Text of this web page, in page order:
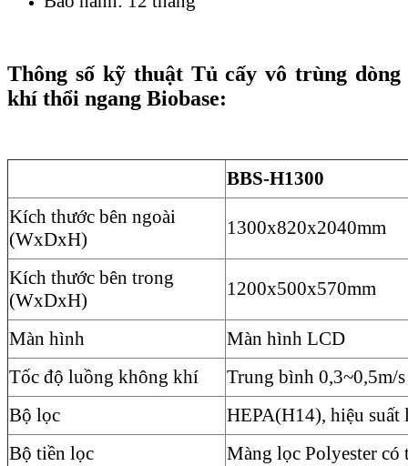
Thông số kỹ thuật Tủ cấy vô trùng dòng
khí thổi ngang Biobase:
BBS-H1300
Kích thước bên ngoài
(WxDxH)
1300x820x2040mm
Kích thước bên trong
(WxDxH)
1200x500x570mm
Màn hình
Màn hình LCD
Tốc độ luồng không khí
Trung bình 0,3~0,5m/s
Bộ lọc
HEPA(H14), hiệu
Bộ tiền lọc
Màng lọc Polyester có